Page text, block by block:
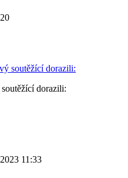
dorazili:
11:33